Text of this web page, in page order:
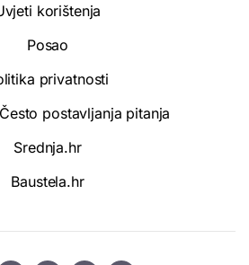
korištenja
Posao
privatnosti
postavljanja pitanja
Srednja.hr
Baustela.hr